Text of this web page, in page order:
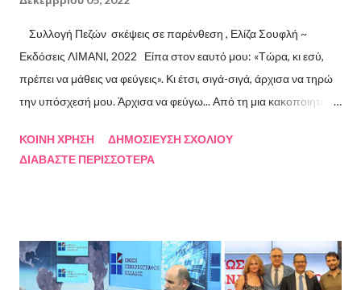
Συλλογή Πεζών σκέψεις σε παρένθεση , Ελίζα Σουφλή ~
Εκδόσεις ΛΙΜΑΝΙ, 2022 Είπα στον εαυτό μου: «Τώρα, κι εσύ,
πρέπει να μάθεις να φεύγεις». Κι έτσι, σιγά-σιγά, άρχισα να τηρώ
την υπόσχεσή μου. Άρχισα να φεύγω... Από τη μια κακοποιητική
συμβάσεις ασύμβατες με το εγώ μου, από ταμπέλες που
Σχετικά με την συγγραφέα Η Ελίζα Σουφλή γεννήθηκε το 1989 και
μεγάλωσε στον Πειραιά. Αποφοίτησε από το Τμήμα Νομικής του
ΚΟΙΝΉ ΧΡΉΣΗ
ΔΗΜΟΣΊΕΥΣΗ ΣΧΟΛΊΟΥ
ΔΙΑΒΆΣΤΕ ΠΕΡΙΣΣΌΤΕΡΑ